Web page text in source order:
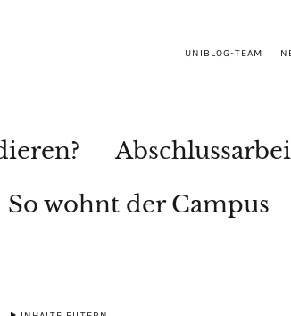
UNIBLOG-TEAM
So wohnt der Campus